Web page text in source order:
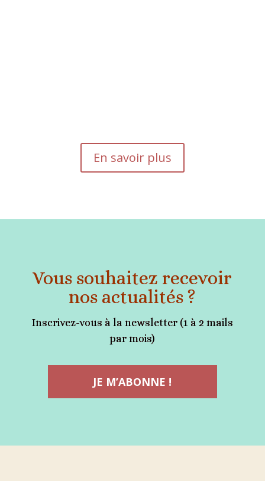
En savoir plus
Vous souhaitez recevoir
nos actualités ?
Inscrivez-vous à la newsletter (1 à 2 mails
par mois)
JE M’ABONNE !